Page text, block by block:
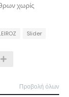
χωρίς
Slider
Προβολή όλων